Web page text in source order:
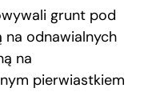
grunt pod
odnawialnych
na
pierwiastkiem